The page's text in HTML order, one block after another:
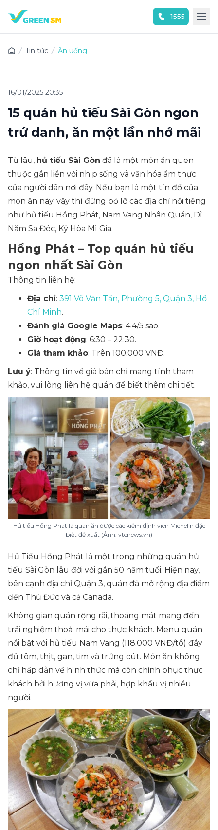
1555
Tin tức Ăn uống
16/01/2025 20:35
15 quán hủ tiếu Sài Gòn ngon
trứ danh, ăn một lần nhớ mãi
Từ lâu, hủ tiếu Sài Gòn đã là một món ăn quen
thuộc gắn liền với nhịp sống và văn hóa ẩm thực
của người dân nơi đây. Nếu bạn là một tín đồ của
món ăn này, vậy thì đừng bỏ lỡ các địa chỉ nổi tiếng
như hủ tiếu Hồng Phát, Nam Vang Nhân Quán, Dì
Năm Sa Đéc, Ký Hòa Mì Gia.
Hồng Phát – Top quán hủ tiếu
ngon nhất Sài Gòn
Thông tin liên hệ:
Địa chỉ: 391 Võ Văn Tần, Phường 5, Quận 3, Hồ
Chí Minh.
Đánh giá Google Maps: 4.4/5 sao.
Giờ hoạt động: 6:30 – 22:30.
Giá tham khảo: Trên 100.000 VNĐ.
Lưu ý: Thông tin về giá bán chỉ mang tính tham
khảo, vui lòng liên hệ quán để biết thêm chi tiết.
Hủ tiếu Hồng Phát là quán ăn được các kiểm định viên Michelin đặc
biệt đề xuất (Ảnh: vtcnews.vn)
Hủ Tiếu Hồng Phát là một trong những quán hủ
tiếu Sài Gòn lâu đời với gần 50 năm tuổi. Hiện nay,
bên cạnh địa chỉ Quận 3, quán đã mở rộng địa điểm
đến Thủ Đức và cả Canada.
Không gian quán rộng rãi, thoáng mát mang đến
trải nghiệm thoải mái cho thực khách. Menu quán
nổi bật với hủ tiếu Nam Vang (118.000 VNĐ/tô) đầy
đủ tôm, thịt, gan, tim và trứng cút. Món ăn không
chỉ hấp dẫn về hình thức mà còn chinh phục thực
khách bởi hương vị vừa phải, hợp khẩu vị nhiều
người.